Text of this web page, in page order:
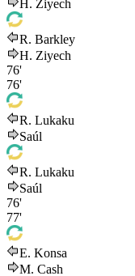
H. Ziyech
R. Barkley
H. Ziyech
76'
76'
R. Lukaku
Saúl
R. Lukaku
Saúl
76'
77'
E. Konsa
M. Cash